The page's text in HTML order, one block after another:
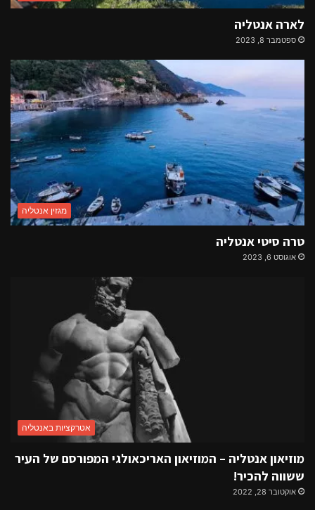
לארה אנטליה
ספטמבר 8, 2023
מגזין אנטליה
טרה סיטי אנטליה
אוגוסט 6, 2023
אטרקציות באנטליה
מוזיאון אנטליה – המוזיאון האריכאולגי המפורסם של העיר
ששווה להכיר!
אוקטובר 28, 2022